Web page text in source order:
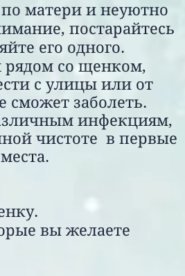
матери и неуютно
постарайтесь
его одного.
рядом со щенком,
с улицы или от
сможет заболеть.
инфекциям,
чистоте в первые
вы желаете